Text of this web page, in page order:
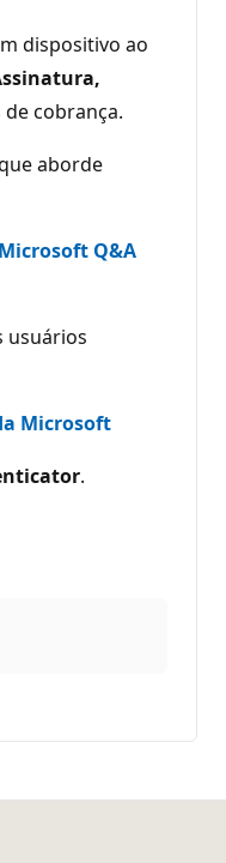
dispositivo ao
cobrança.
aborde
Q&A
usuários
Microsoft
.